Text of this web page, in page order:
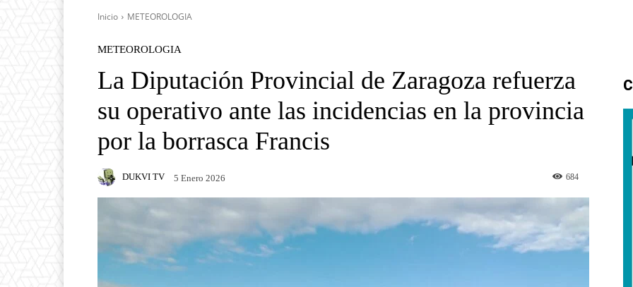
Inicio METEOROLOGIA
METEOROLOGIA
La Diputación Provincial de Zaragoza refuerza
su operativo ante las incidencias en la provincia
por la borrasca Francis
DUKVI TV 5 Enero 2026 684